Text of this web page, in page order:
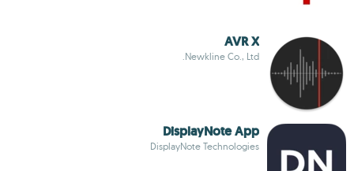
AVR X
Newkline Co., Ltd.
DisplayNote App
DisplayNote Technologies